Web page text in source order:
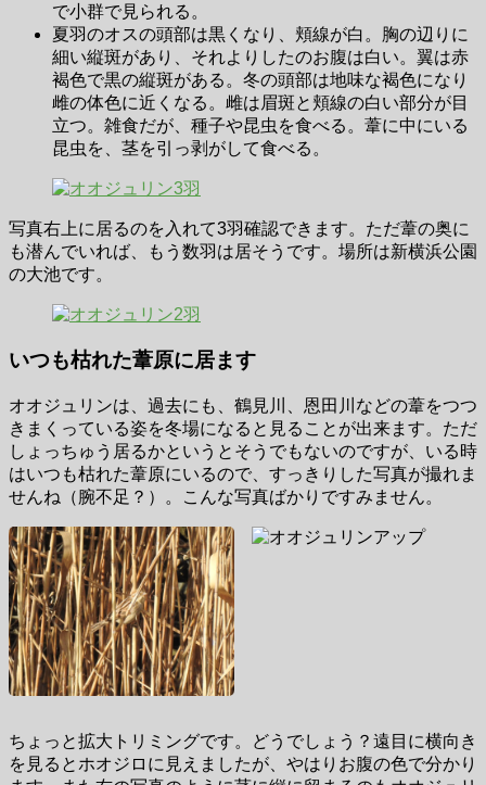
で小群で見られる。
夏羽のオスの頭部は黒くなり、頬線が白。胸の辺りに
細い縦斑があり、それよりしたのお腹は白い。翼は赤
褐色で黒の縦斑がある。冬の頭部は地味な褐色になり
雌の体色に近くなる。雌は眉斑と頬線の白い部分が目
立つ。雑食だが、種子や昆虫を食べる。葦に中にいる
昆虫を、茎を引っ剥がして食べる。
写真右上に居るのを入れて3羽確認できます。ただ葦の奥に
も潜んでいれば、もう数羽は居そうです。場所は新横浜公園
の大池です。
いつも枯れた葦原に居ます
オオジュリンは、過去にも、鶴見川、恩田川などの葦をつつ
きまくっている姿を冬場になると見ることが出来ます。ただ
しょっちゅう居るかというとそうでもないのですが、いる時
はいつも枯れた葦原にいるので、すっきりした写真が撮れま
せんね（腕不足？）。こんな写真ばかりですみません。
ちょっと拡大トリミングです。どうでしょう？遠目に横向き
を見るとホオジロに見えましたが、やはりお腹の色で分かり